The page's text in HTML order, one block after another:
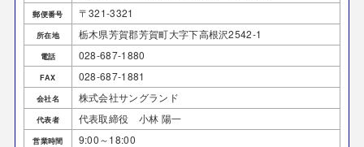
郵便番号 〒321-3321
所在地 栃木県芳賀郡芳賀町大字下高根沢2542-1
電話 028-687-1880
FAX 028-687-1881
会社名 株式会社サングランド
代表者 代表取締役 小林 陽一
営業時間 9:00～18:00